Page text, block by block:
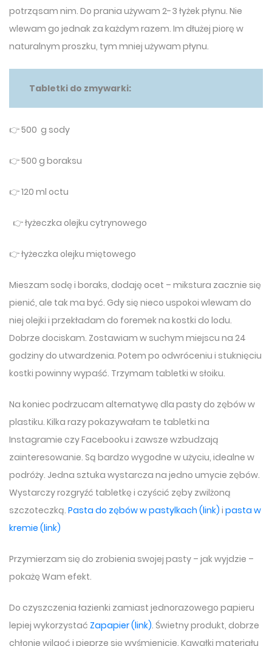
potrząsam nim. Do prania używam 2-3 łyżek płynu. Nie
wlewam go jednak za każdym razem. Im dłużej piorę w
naturalnym proszku, tym mniej używam płynu.
Tabletki do zmywarki:
👉 500 g sody
👉 500 g boraksu
👉 120 ml octu
👉 łyżeczka olejku cytrynowego
👉 łyżeczka olejku miętowego
Mieszam sodę i boraks, dodaję ocet – mikstura zacznie się
pienić, ale tak ma być. Gdy się nieco uspokoi wlewam do
niej olejki i przekładam do foremek na kostki do lodu.
Dobrze dociskam. Zostawiam w suchym miejscu na 24
godziny do utwardzenia. Potem po odwróceniu i stuknięciu
kostki powinny wypaść. Trzymam tabletki w słoiku.
Na koniec podrzucam alternatywę dla pasty do zębów w
plastiku. Kilka razy pokazywałam te tabletki na
Instagramie czy Facebooku i zawsze wzbudzają
zainteresowanie. Są bardzo wygodne w użyciu, idealne w
podróży. Jedna sztuka wystarcza na jedno umycie zębów.
Wystarczy rozgryźć tabletkę i czyścić zęby zwilżoną
szczoteczką. Pasta do zębów w pastylkach (link) i pasta w
kremie (link)
Przymierzam się do zrobienia swojej pasty – jak wyjdzie –
pokażę Wam efekt.
Do czyszczenia łazienki zamiast jednorazowego papieru
lepiej wykorzystać Zapapier (link). Świetny produkt, dobrze
chłonie wilgoć i pieprze się wyśmienicie. Kawałki materiału